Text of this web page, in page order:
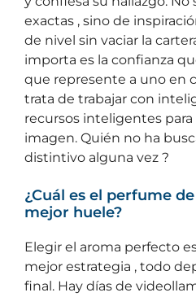
exactas , sino de
de nivel sin vaciar la
importa es la confianza
que represente a uno en
trata de trabajar con
recursos inteligentes
imagen. Quién no ha
distintivo alguna vez ?
¿Cuál es el perfume
mejor huele?
Elegir el aroma perfecto
mejor estrategia , todo
final. Hay días de